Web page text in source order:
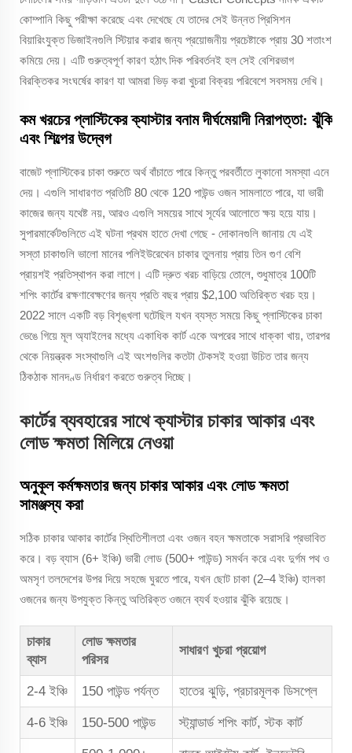
কোম্পানি কিছু পরীক্ষা করেছে এবং দেখেছে যে তাদের সেই উন্নত প্রিসিশন
বিয়ারিংযুক্ত ডিজাইনগুলি স্টিয়ার করার জন্য প্রয়োজনীয় প্রচেষ্টাকে প্রায় 30 শতাংশ
কমিয়ে দেয়। এটি গুরুত্বপূর্ণ কারণ হঠাৎ দিক পরিবর্তনই হল সেই বেশিরভাগ
বিরক্তিকর সংঘর্ষের কারণ যা আমরা ভিড় করা খুচরা বিক্রয় পরিবেশে সবসময় দেখি।
কম খরচের প্লাস্টিকের ক্যাস্টার বনাম দীর্ঘমেয়াদী নিরাপত্তা: ঝুঁকি
এবং শিল্পের উদ্বেগ
বাজেট প্লাস্টিকের চাকা শুরুতে অর্থ বাঁচাতে পারে কিন্তু পরবর্তীতে লুকানো সমস্যা এনে
দেয়। এগুলি সাধারণত প্রতিটি 80 থেকে 120 পাউন্ড ওজন সামলাতে পারে, যা ভারী
কাজের জন্য যথেষ্ট নয়, আরও এগুলি সময়ের সাথে সূর্যের আলোতে ক্ষয় হয়ে যায়।
সুপারমার্কেটগুলিতে এই ঘটনা প্রথম হাতে দেখা গেছে - দোকানগুলি জানায় যে এই
সস্তা চাকাগুলি ভালো মানের পলিইউরেথেন চাকার তুলনায় প্রায় তিন গুণ বেশি
প্রায়শই প্রতিস্থাপন করা লাগে। এটি দ্রুত খরচ বাড়িয়ে তোলে, শুধুমাত্র 100টি
শপিং কার্টের রক্ষণাবেক্ষণের জন্য প্রতি বছর প্রায় $2,100 অতিরিক্ত খরচ হয়।
2022 সালে একটি বড় বিশৃঙ্খলা ঘটেছিল যখন ব্যস্ত সময়ে কিছু প্লাস্টিকের চাকা
ভেঙে গিয়ে মূল অ্যাইলের মধ্যে একাধিক কার্ট একে অপরের সাথে ধাক্কা খায়, তারপর
থেকে নিয়ন্ত্রক সংস্থাগুলি এই অংশগুলির কতটা টেকসই হওয়া উচিত তার জন্য
ঠিকঠাক মানদণ্ড নির্ধারণ করতে গুরুত্ব দিচ্ছে।
কার্টের ব্যবহারের সাথে ক্যাস্টার চাকার আকার এবং
লোড ক্ষমতা মিলিয়ে নেওয়া
অনুকূল কর্মক্ষমতার জন্য চাকার আকার এবং লোড ক্ষমতা
সামঞ্জস্য করা
সঠিক চাকার আকার কার্টের স্থিতিশীলতা এবং ওজন বহন ক্ষমতাকে সরাসরি প্রভাবিত
করে। বড় ব্যাস (6+ ইঞ্চি) ভারী লোড (500+ পাউন্ড) সমর্থন করে এবং দুর্গম পথ ও
অমসৃণ তলদেশের উপর দিয়ে সহজে ঘুরতে পারে, যখন ছোট চাকা (2–4 ইঞ্চি) হালকা
ওজনের জন্য উপযুক্ত কিন্তু অতিরিক্ত ওজনে ব্যর্থ হওয়ার ঝুঁকি রয়েছে।
চাকার
ব্যাস
লোড ক্ষমতার
পরিসর
সাধারণ খুচরা প্রয়োগ
2-4 ইঞ্চি 150 পাউন্ড পর্যন্ত হাতের ঝুড়ি, প্রচারমূলক ডিসপ্লে
4-6 ইঞ্চি 150-500 পাউন্ড স্ট্যান্ডার্ড শপিং কার্ট, স্টক কার্ট